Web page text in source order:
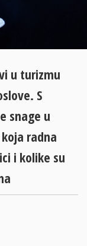
u turizmu
S
snage u
radna
i kolike su